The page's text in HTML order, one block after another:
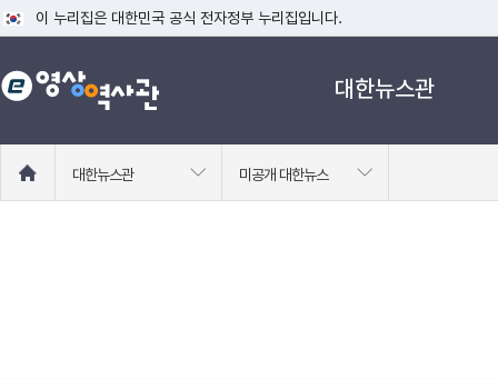
이 누리집은 대한민국 공식 전자정부 누리집입니다.
공식 누리집 주소 확인하기
go.kr 주소를 사용하는 누리집은 대한민국 정부기관이 관리하는 누리집입니
대한뉴스관
로
대한뉴스관 미공개 대한뉴스